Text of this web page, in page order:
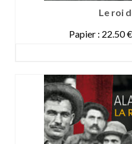
Le roi
Papier : 22.50